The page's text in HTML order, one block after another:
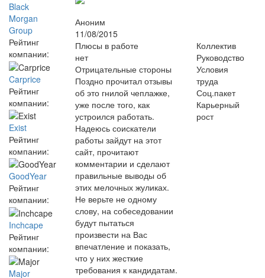
Black
Morgan
Group
Рейтинг
компании:
Carprice
Рейтинг
компании:
Exist
Рейтинг
компании:
GoodYear
Рейтинг
компании:
Inchcape
Рейтинг
компании:
Major
Аноним
11/08/2015
Плюсы в работе
нет
Отрицательные стороны
Поздно прочитал отзывы
об это гнилой чеплажке,
уже после того, как
устроился работать.
Надеюсь соискатели
работы зайдут на этот
сайт, прочитают
комментарии и сделают
правильные выводы об
этих мелочных жуликах.
Не верьте не одному
слову, на собеседовании
будут пытаться
произвести на Вас
впечатление и показать,
что у них жесткие
требования к кандидатам.
Коллектив
Руководство
Условия
труда
Соц.пакет
Карьерный
рост